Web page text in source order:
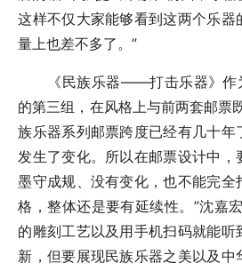
这样不仅大家能够看到这两个乐器
量上也差不多了。”
《民族乐器——打击乐器》作为
的第三组，在风格上与前两套邮票
族乐器系列邮票跨度已经有几十年
发生了变化。所以在邮票设计中，
墨守成规、没有变化，也不能完全
格，整体还是要有延续性。”沈嘉
的雕刻工艺以及用手机扫码就能听
新，但要展现民族乐器之美以及中